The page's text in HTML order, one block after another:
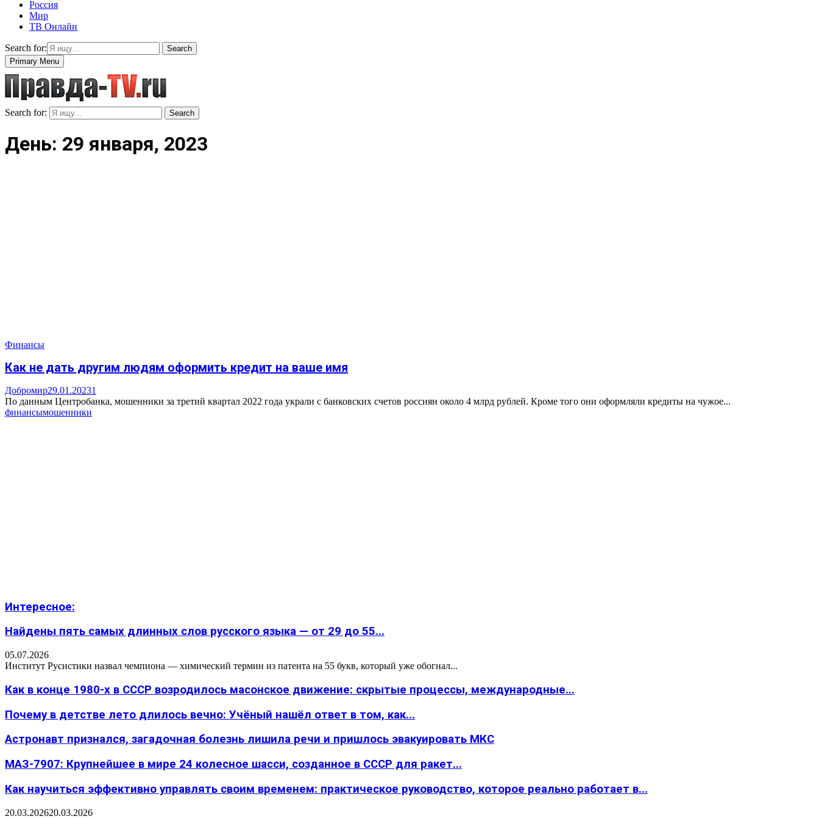
Россия
Мир
ТВ Онлайн
Search for:
Search
Primary Menu
Search for: Search
День: 29 января, 2023
Финансы
Как не дать другим людям оформить кредит на ваше имя
Добромир29.01.20231
По данным Центробанка, мошенники за третий квартал 2022 года украли с банковских счетов россиян около 4 млрд рублей. Кроме того они оформляли кредиты на чужое...
финансымошенники
Интересное:
Найдены пять самых длинных слов русского языка — от 29 до 55...
05.07.2026
Институт Русистики назвал чемпиона — химический термин из патента на 55 букв, который уже обогнал...
Как в конце 1980-х в СССР возродилось масонское движение: скрытые процессы, международные...
Почему в детстве лето длилось вечно: Учёный нашёл ответ в том, как...
Астронавт признался, загадочная болезнь лишила речи и пришлось эвакуировать МКС
МАЗ-7907: Крупнейшее в мире 24 колесное шасси, созданное в СССР для ракет...
Как научиться эффективно управлять своим временем: практическое руководство, которое реально работает в...
20.03.202620.03.2026